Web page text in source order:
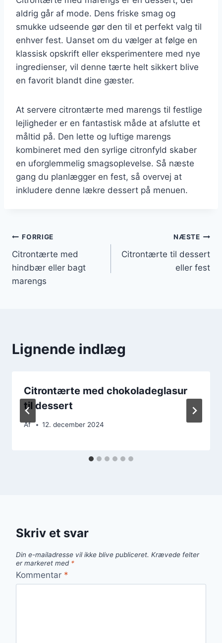
aldrig går af mode. Dens friske smag og
smukke udseende gør den til et perfekt valg til
enhver fest. Uanset om du vælger at følge en
klassisk opskrift eller eksperimentere med nye
ingredienser, vil denne tærte helt sikkert blive
en favorit blandt dine gæster.
At servere citrontærte med marengs til festlige
lejligheder er en fantastisk måde at afslutte et
måltid på. Den lette og luftige marengs
kombineret med den syrlige citronfyld skaber
en uforglemmelig smagsoplevelse. Så næste
gang du planlægger en fest, så overvej at
inkludere denne lækre dessert på menuen.
Indlægsnavigation
FORRIGE
Citrontærte med
hindbær eller bagt
marengs
NÆSTE
Citrontærte til dessert
eller fest
Lignende indlæg
Citrontærte med chokoladeglasur
til dessert
Af 12. december 2024
Skriv et svar
Din e-mailadresse vil ikke blive publiceret. Krævede felter
er markeret med *
Kommentar *